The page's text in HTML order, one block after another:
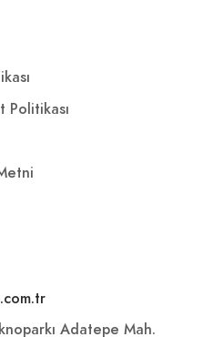
Politikası
Adatepe Mah.